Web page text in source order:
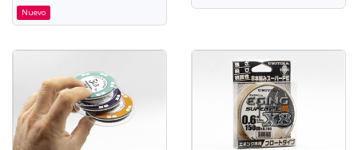
Nuevo